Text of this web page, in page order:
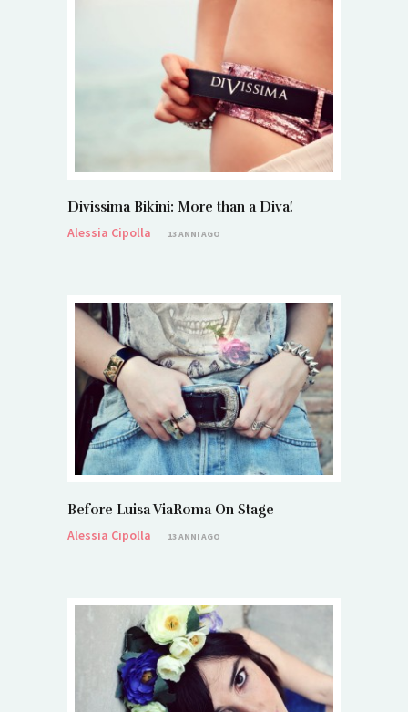
Divissima Bikini: More than a Diva!
Alessia Cipolla
13 ANNI AGO
Before Luisa ViaRoma On Stage
Alessia Cipolla
13 ANNI AGO